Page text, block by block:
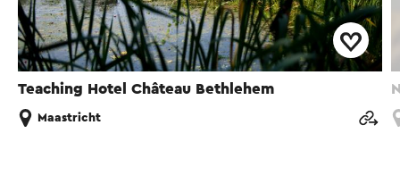
Teaching Hotel Château Bethlehem
Maastricht